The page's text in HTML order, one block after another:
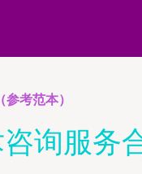
考范本）
询服务